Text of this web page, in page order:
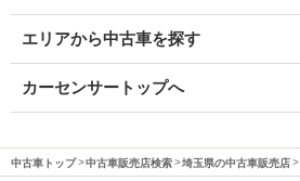
エリアから中古車を探す
カーセンサートップへ
中古車トップ 中古車販売店検索 埼玉県の中古車販売店